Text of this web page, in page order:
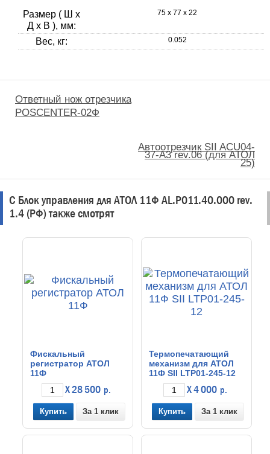
Размер ( Ш x
Д x В ), мм:
75 x 77 x 22
Вес, кг: 0.052
Ответный нож отрезчика
POSCENTER-02Ф
Автоотрезчик SII ACU04-
37-A3 rev.06 (для АТОЛ
25)
С Блок управления для АТОЛ 11Ф AL.P011.40.000 rev.
1.4 (РФ) также смотрят
Фискальный
регистратор АТОЛ
11Ф
X 28 500 р.
За 1 клик
Термопечатающий
механизм для АТОЛ
11Ф SII LTP01-245-12
X 4 000 р.
За 1 клик